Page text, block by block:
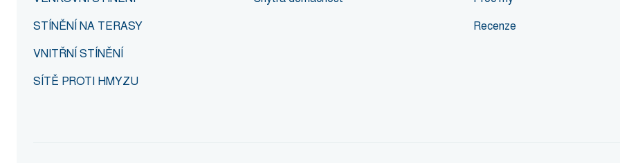
STÍNĚNÍ NA TERASY
VNITŘNÍ STÍNĚNÍ
SÍTĚ PROTI HMYZU
Recenze